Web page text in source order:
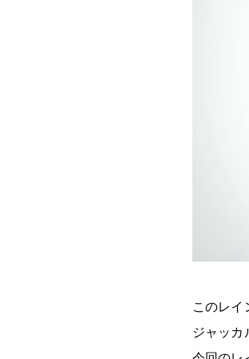
このレイ
ジャッカ